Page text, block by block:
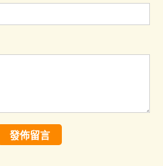
發佈留言